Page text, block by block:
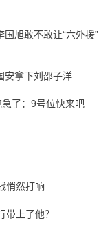
旭敢不敢让“六外援”齐
安拿下刘邵子洋
了：9号位快来吧
悄然打响
上了他？